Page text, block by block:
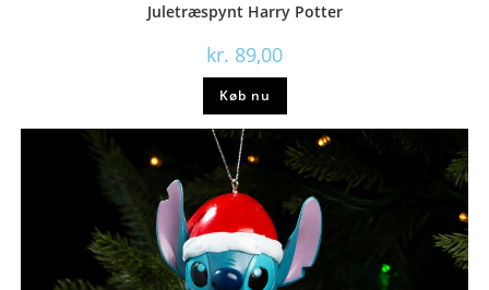
Juletræspynt Harry Potter
kr. 89,00
Køb nu